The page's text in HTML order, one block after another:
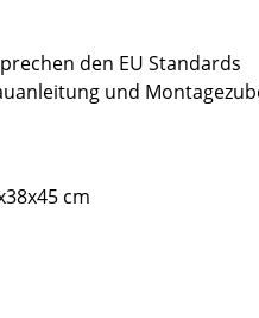
den EU Standards
und
cm